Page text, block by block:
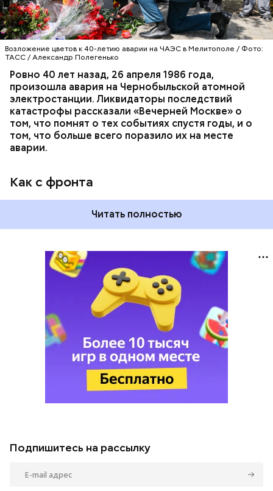
Возложение цветов к 40-летию аварии на ЧАЭС в Мелитополе / Фото:
ТАСС / Александр Полегенько
Ровно 40 лет назад, 26 апреля 1986 года,
произошла авария на Чернобыльской атомной
электростанции. Ликвидаторы последствий
катастрофы рассказали «Вечерней Москве» о
том, что помнят о тех событиях спустя годы, и о
том, что больше всего поразило их на месте
аварии.
Как с фронта
Читать полностью
Подпишитесь на рассылку